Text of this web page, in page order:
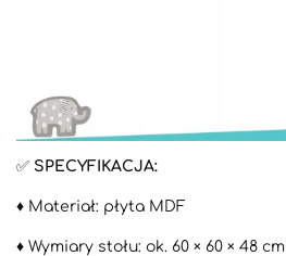
✅ SPECYFIKACJA:
♦️ Materiał: płyta MDF
♦️ Wymiary stołu: ok. 60 × 60 × 48 cm